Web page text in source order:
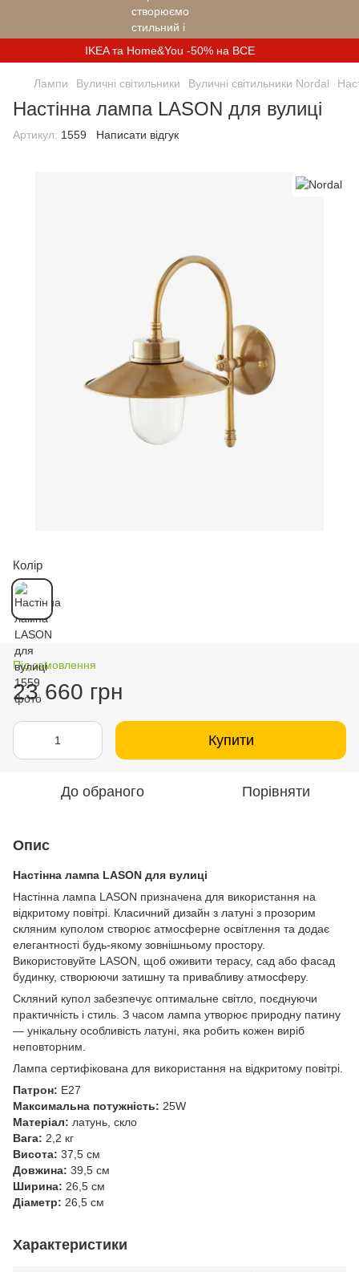
IKEA та Home&You -50% на ВСЕ
Лампи Вуличні світильники Вуличні світильники Nordal
Настінна лампа LASON для вулиці
Артикул: 1559 Написати відгук
Колір
Під замовлення
23 660 грн
Купити
До обраного Порівняти
Опис
Настінна лампа LASON для вулиці
Настінна лампа LASON призначена для використання на
відкритому повітрі. Класичний дизайн з латуні з прозорим
скляним куполом створює атмосферне освітлення та додає
елегантності будь-якому зовнішньому простору.
Використовуйте LASON, щоб оживити терасу, сад або фасад
будинку, створюючи затишну та привабливу атмосферу.
Скляний купол забезпечує оптимальне світло, поєднуючи
практичність і стиль. З часом лампа утворює природну патину
— унікальну особливість латуні, яка робить кожен виріб
неповторним.
Лампа сертифікована для використання на відкритому повітрі.
Патрон: E27
Максимальна потужність: 25W
Матеріал: латунь, скло
Вага: 2,2 кг
Висота: 37,5 см
Довжина: 39,5 см
Ширина: 26,5 см
Діаметр: 26,5 см
Характеристики